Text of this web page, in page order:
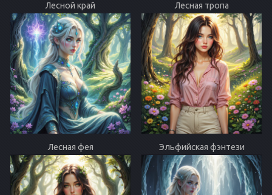
Лесной край
Лесная тропа
Лесная фея Эльфийская фэнтези